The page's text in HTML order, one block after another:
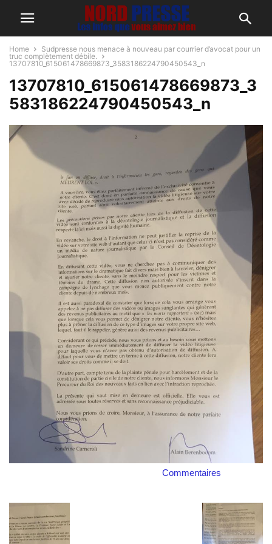
Home
Sudpresse nous menace à nouveau par courrier d’avocat pour un
truc complètement débile.
13707810_615061478669873_3583186224790450543_n
13707810_615061478669873_3
583186224790450543_n
Commentaires